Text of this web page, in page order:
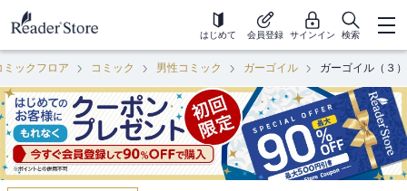
はじめて 会員登録 サインイン 検索
ミックフロア コミック 男性コミック ガーゴイル ガーゴイル（３）